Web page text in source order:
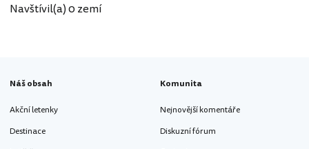
Navštívil(a) 0 zemí
Náš obsah
Akční letenky
Destinace
Komunita
Nejnovější komentáře
Diskuzní fórum